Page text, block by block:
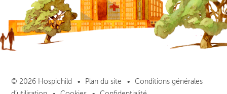
© 2026 Hospichild Plan du site
Conditions générales